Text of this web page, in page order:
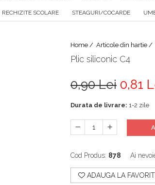
RECHIZITE SCOLARE STEAGURI/COCARDE
Home / Articole din hartie /
Plic siliconic C4
0,90 Lei 0,81
Durata de livrare: 1-2 zile
Cod Produs: 878 Ai
ADAUGA LA